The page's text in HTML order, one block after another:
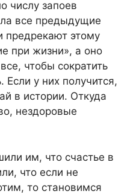
числу запоев
все предыдущие
предрекают этому
при жизни», а оно
чтобы сократить
Если у них получится,
в истории. Откуда
нездоровые
им, что счастье в
что если не
то становимся